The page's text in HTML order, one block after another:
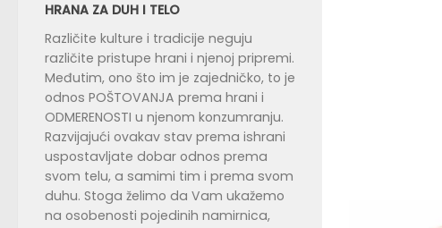
HRANA ZA DUH I TELO
Različite kulture i tradicije neguju
različite pristupe hrani i njenoj pripremi.
Međutim, ono što im je zajedničko, to je
odnos POŠTOVANJA prema hrani i
ODMERENOSTI u njenom konzumranju.
Razvijajući ovakav stav prema ishrani
uspostavljate dobar odnos prema
svom telu, a samimi tim i prema svom
duhu. Stoga želimo da Vam ukažemo
na osobenosti pojedinih namirnica,